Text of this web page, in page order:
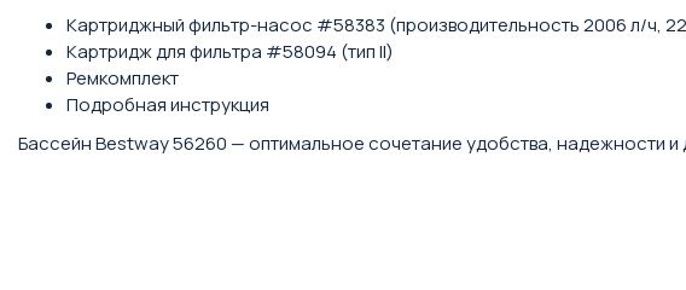
Картриджный фильтр-насос #58383 (производительность 2006 л/ч,
Картридж для фильтра #58094 (тип II)
Ремкомплект
Подробная инструкция
Бассейн Bestway 56260 — оптимальное сочетание удобства, надежности